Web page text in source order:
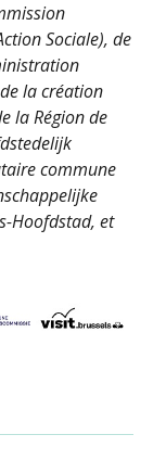
Sociale), de
la création
la Région de
commune
Hoofdstad, et